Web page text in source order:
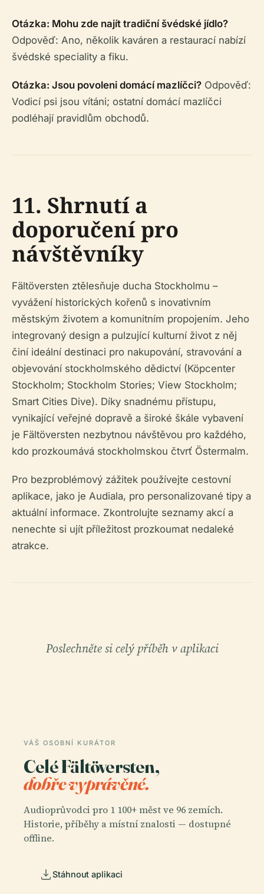
Otázka: Mohu zde najít tradiční švédské jídlo?
Odpověď: Ano, několik kaváren a restaurací nabízí
švédské speciality a fiku.
Otázka: Jsou povoleni domácí mazlíčci? Odpověď:
Vodicí psi jsou vítáni; ostatní domácí mazlíčci
podléhají pravidlům obchodů.
11. Shrnutí a
doporučení pro
návštěvníky
Fältöversten ztělesňuje ducha Stockholmu –
vyvážení historických kořenů s inovativním
městským životem a komunitním propojením. Jeho
integrovaný design a pulzující kulturní život z něj
činí ideální destinaci pro nakupování, stravování a
objevování stockholmského dědictví (Köpcenter
Stockholm; Stockholm Stories; View Stockholm;
Smart Cities Dive). Díky snadnému přístupu,
vynikající veřejné dopravě a široké škále vybavení
je Fältöversten nezbytnou návštěvou pro každého,
kdo prozkoumává stockholmskou čtvrť Östermalm.
Pro bezproblémový zážitek používejte cestovní
aplikace, jako je Audiala, pro personalizované tipy a
aktuální informace. Zkontrolujte seznamy akcí a
nenechte si ujít příležitost prozkoumat nedaleké
atrakce.
Poslechněte si celý příběh v aplikaci
VÁŠ OSOBNÍ KURÁTOR
Celé Fältöversten,
dobře vyprávěné.
Audioprůvodci pro 1 100+ měst ve 96 zemích.
Historie, příběhy a místní znalosti — dostupné
offline.
Stáhnout aplikaci